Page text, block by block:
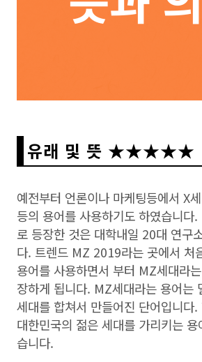
유래 및 뜻 ★★★★★
예전부터 언론이나 마케팅등에서 X
등의 용어를 사용하기도 하였습니다
로 등장한 것은 대학내일 20대 연구
다. 트렌드 MZ 2019라는 곳에서 처
용어를 사용하면서 부터 MZ세대라
장하게 됩니다. MZ세대라는 용어는
세대를 합쳐서 만들어진 단어입니다.
대한민국의 젊은 세대를 가리키는
습니다.